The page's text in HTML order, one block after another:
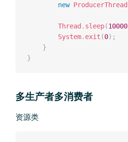
new ProducerThread
Thread . sleep(10000
System. exit (0) ;
}
}
多生产者多消费者
资源类